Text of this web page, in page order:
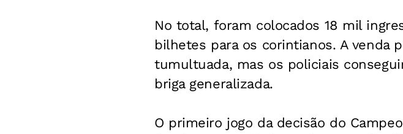
No total, foram colocados 18 mil
bilhetes para os corintianos. A venda
tumultuada, mas os policiais
briga generalizada.
O primeiro jogo da decisão do